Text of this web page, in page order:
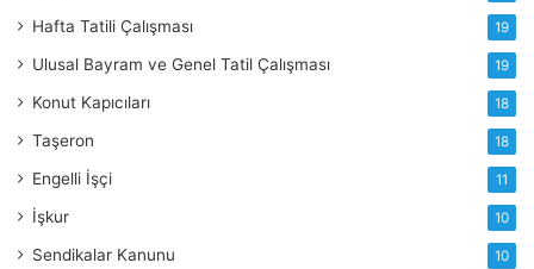
Hafta Tatili Çalışması 19
Ulusal Bayram ve Genel Tatil Çalışması 19
Konut Kapıcıları 18
Taşeron 18
Engelli İşçi 11
İşkur 10
Sendikalar Kanunu 10